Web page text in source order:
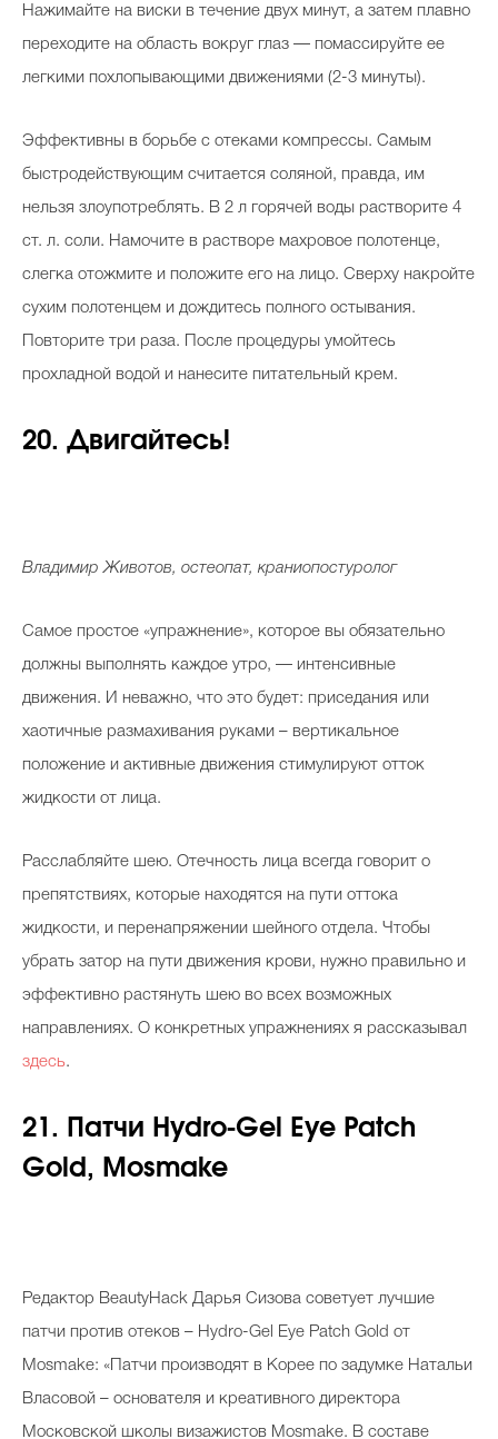
Нажимайте на виски в течение двух минут, а затем плавно
переходите на область вокруг глаз — помассируйте ее
легкими похлопывающими движениями (2-3 минуты).
Эффективны в борьбе с отеками компрессы. Самым
быстродействующим считается соляной, правда, им
нельзя злоупотреблять. В 2 л горячей воды растворите 4
ст. л. соли. Намочите в растворе махровое полотенце,
слегка отожмите и положите его на лицо. Сверху накройте
сухим полотенцем и дождитесь полного остывания.
Повторите три раза. После процедуры умойтесь
прохладной водой и нанесите питательный крем.
20. Двигайтесь!
Владимир Животов, остеопат, краниопостуролог
Самое простое «упражнение», которое вы обязательно
должны выполнять каждое утро, — интенсивные
движения. И неважно, что это будет: приседания или
хаотичные размахивания руками – вертикальное
положение и активные движения стимулируют отток
жидкости от лица.
Расслабляйте шею. Отечность лица всегда говорит о
препятствиях, которые находятся на пути оттока
жидкости, и перенапряжении шейного отдела. Чтобы
убрать затор на пути движения крови, нужно правильно и
эффективно растянуть шею во всех возможных
направлениях. О конкретных упражнениях я рассказывал
здесь.
21. Патчи Hydro-Gel Eye Patch
Gold, Mosmake
Редактор BeautyHack Дарья Сизова советует лучшие
патчи против отеков – Hydro-Gel Eye Patch Gold от
Mosmake: «Патчи производят в Корее по задумке Натальи
Власовой – основателя и креативного директора
Московской школы визажистов Mosmake. В составе